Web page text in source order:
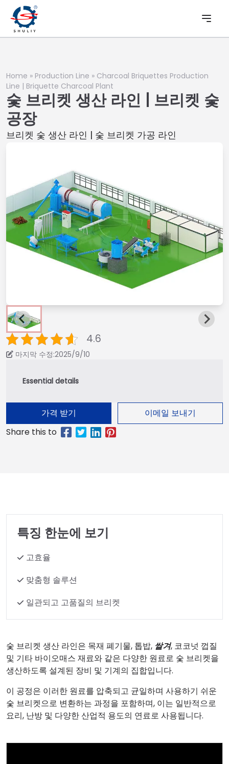
Home » Production Line » Charcoal Briquettes Production
Line | Briquette Charcoal Plant
숯 브리켓 생산 라인 | 브리켓 숯
공장
브리켓 숯 생산 라인 | 숯 브리켓 가공 라인
4.6
마지막 수정:2025/9/10
가격 받기 이메일 보내기
특징 한눈에 보기
고효율
맞춤형 솔루션
일관되고 고품질의 브리켓
숯 브리켓 생산 라인은 목재 폐기물, 톱밥, 쌀겨, 코코넛 껍질
및 기타 바이오매스 재료와 같은 다양한 원료로 숯 브리켓을
생산하도록 설계된 장비 및 기계의 집합입니다.
이 공정은 이러한 원료를 압축되고 균일하며 사용하기 쉬운
숯 브리켓으로 변환하는 과정을 포함하며, 이는 일반적으로
요리, 난방 및 다양한 산업적 용도의 연료로 사용됩니다.